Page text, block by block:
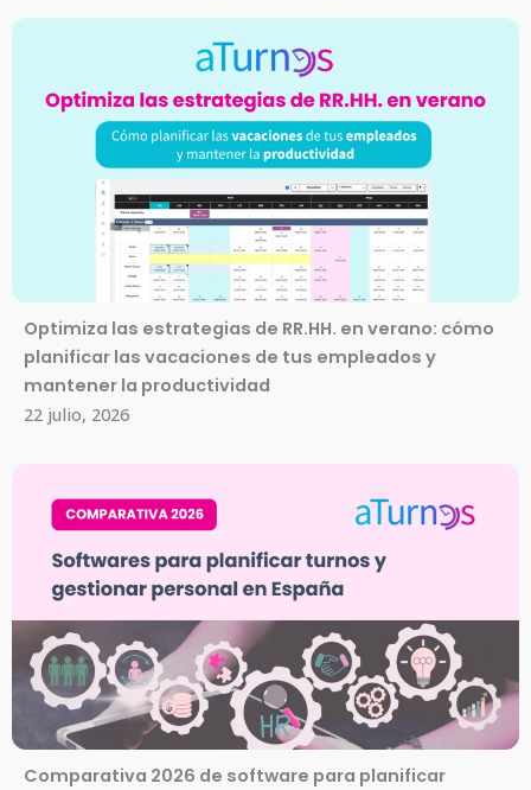
Optimiza las estrategias de RR.HH. en verano: cómo
planificar las vacaciones de tus empleados y
mantener la productividad
22 julio, 2026
Comparativa 2026 de software para planificar